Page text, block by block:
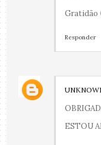
Gratidão
Responder
ESTOU